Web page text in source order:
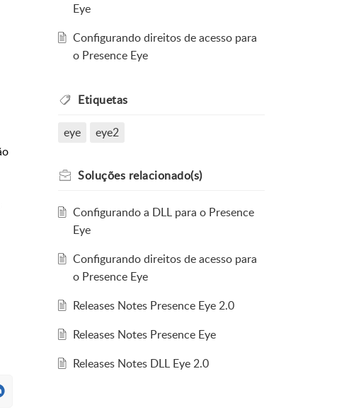
Eye
Configurando direitos de acesso para
o Presence Eye
Etiquetas
eye eye2
Soluções relacionado(s)
Configurando a DLL para o Presence
Eye
Configurando direitos de acesso para
o Presence Eye
Releases Notes Presence Eye 2.0
Releases Notes Presence Eye
Releases Notes DLL Eye 2.0